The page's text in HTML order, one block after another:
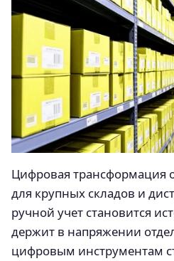
Цифровая трансформация
для крупных складов и
ручной учет становится
держит в напряжении
цифровым инструментам